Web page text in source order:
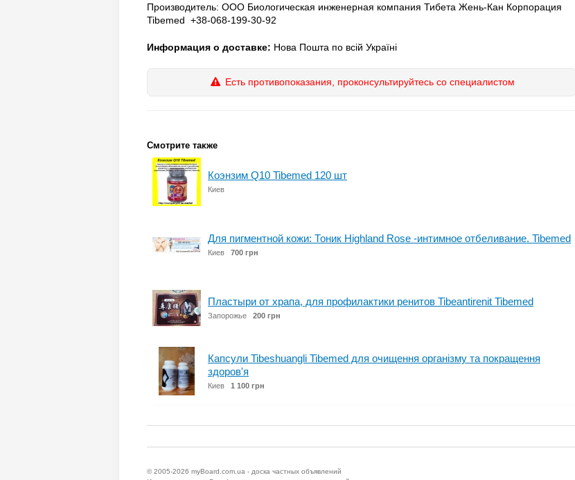
Производитель: ООО Биологическая инженерная компания Тибета Жень-Кан Корпорация
Tibemed +38-068-199-30-92
Информация о доставке: Нова Пошта по всій Україні
Есть противопоказания, проконсультируйтесь со специалистом
Смотрите также
Коэнзим Q10 Tibemed 120 шт
Киев
Для пигментной кожи: Тоник Highland Rose -интимное отбеливание. Tibemed
Киев 700 грн
Пластыри от храпа, для профилактики ренитов Tibeantirenit Tibemed
Запорожье 200 грн
Капсули Tibeshuangli Tibemed для очищення організму та покращення
здоров'я
Киев 1 100 грн
© 2005-2026 myBoard.com.ua - доска частных объявлений